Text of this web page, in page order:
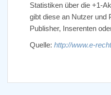
Statistiken über die +1-
gibt diese an Nutzer und
Publisher, Inserenten
Quelle: http://www.e-